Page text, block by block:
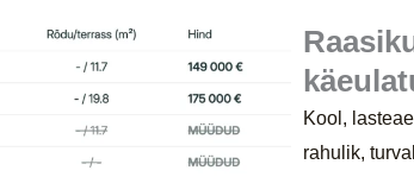
Kool,
rahulik,